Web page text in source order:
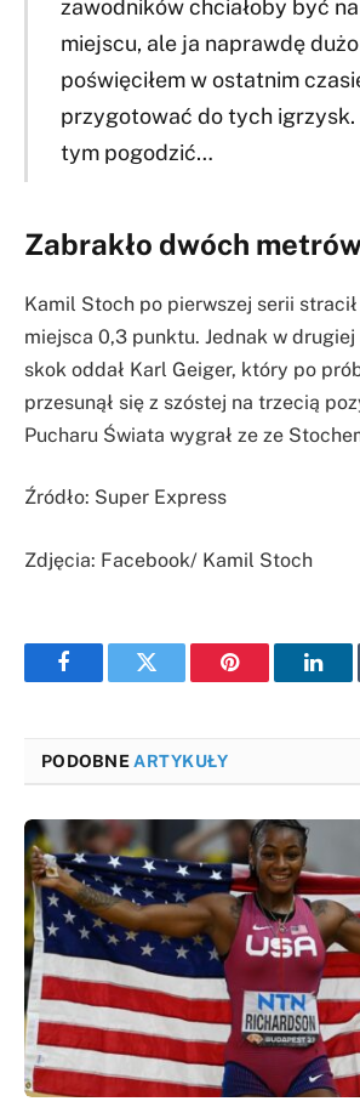
zawodników chciałoby być
miejscu, ale ja naprawdę dużo
poświęciłem w ostatnim
przygotować do tych igrzysk.
tym pogodzić…
Zabrakło dwóch
Kamil Stoch po pierwszej serii
miejsca 0,3 punktu. Jednak w drugiej
skok oddał Karl Geiger, który po
przesunął się z szóstej na trzecią
Pucharu Świata wygrał ze ze
Źródło: Super Express
Zdjęcia: Facebook/ Kamil Stoch
FacebookTwitter Pinterest
PODOBNE ARTYKUŁY